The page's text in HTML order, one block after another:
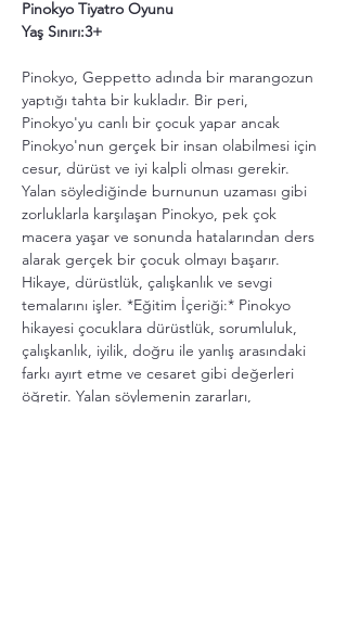
Pinokyo Tiyatro Oyunu
Yaş Sınırı:3+
Pinokyo, Geppetto adında bir marangozun
yaptığı tahta bir kukladır. Bir peri,
Pinokyo'yu canlı bir çocuk yapar ancak
Pinokyo'nun gerçek bir insan olabilmesi için
cesur, dürüst ve iyi kalpli olması gerekir.
Yalan söylediğinde burnunun uzaması gibi
zorluklarla karşılaşan Pinokyo, pek çok
macera yaşar ve sonunda hatalarından ders
alarak gerçek bir çocuk olmayı başarır.
Hikaye, dürüstlük, çalışkanlık ve sevgi
temalarını işler. *Eğitim İçeriği:* Pinokyo
hikayesi çocuklara dürüstlük, sorumluluk,
çalışkanlık, iyilik, doğru ile yanlış arasındaki
farkı ayırt etme ve cesaret gibi değerleri
öğretir. Yalan söylemenin zararları,